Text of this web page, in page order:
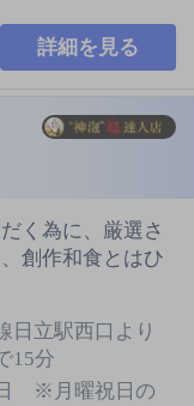
詳細を見る
く為に、厳選さ
創作和食とはひ
日立駅西口より
15分
※月曜祝日の